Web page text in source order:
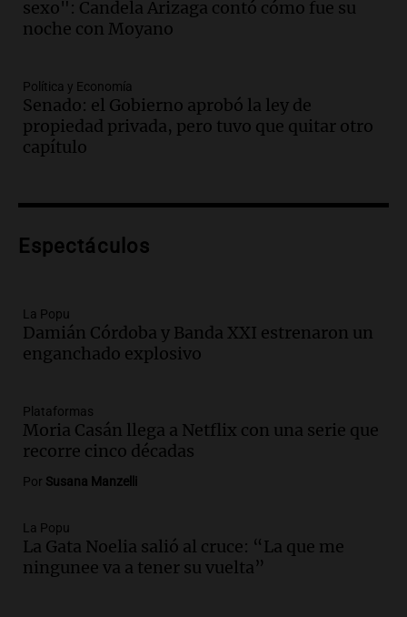
Audio.Kicillof critica represión en
marcha y otras noticias nacionales de
Episodios
Audio. Donald Trump acusa a México de
perjudicar a Estados Unidos en medio de
Episodios
Nacional del Salame con la novedad de la
Episodios
Audio.El reclamo del sector industrial
tras las críticas de Caputo: "Somos seres
Episodios
Audio.Suspenden clases en Bariloche y
condiciones de circulación
Episodios
Audio.Uspallata enfrenta un temporal
de nieve que deja varados a 1500
sexo": Candela Arizaga contó cómo fue su
noche con Moyano
Política y Economía
Senado: el Gobierno aprobó la ley de
propiedad privada, pero tuvo que quitar otro
capítulo
Espectáculos
La Popu
Damián Córdoba y Banda XXI estrenaron un
enganchado explosivo
Plataformas
Moria Casán llega a Netflix con una serie que
recorre cinco décadas
Por Susana Manzelli
La Popu
La Gata Noelia salió al cruce: “La que me
ningunee va a tener su vuelta”